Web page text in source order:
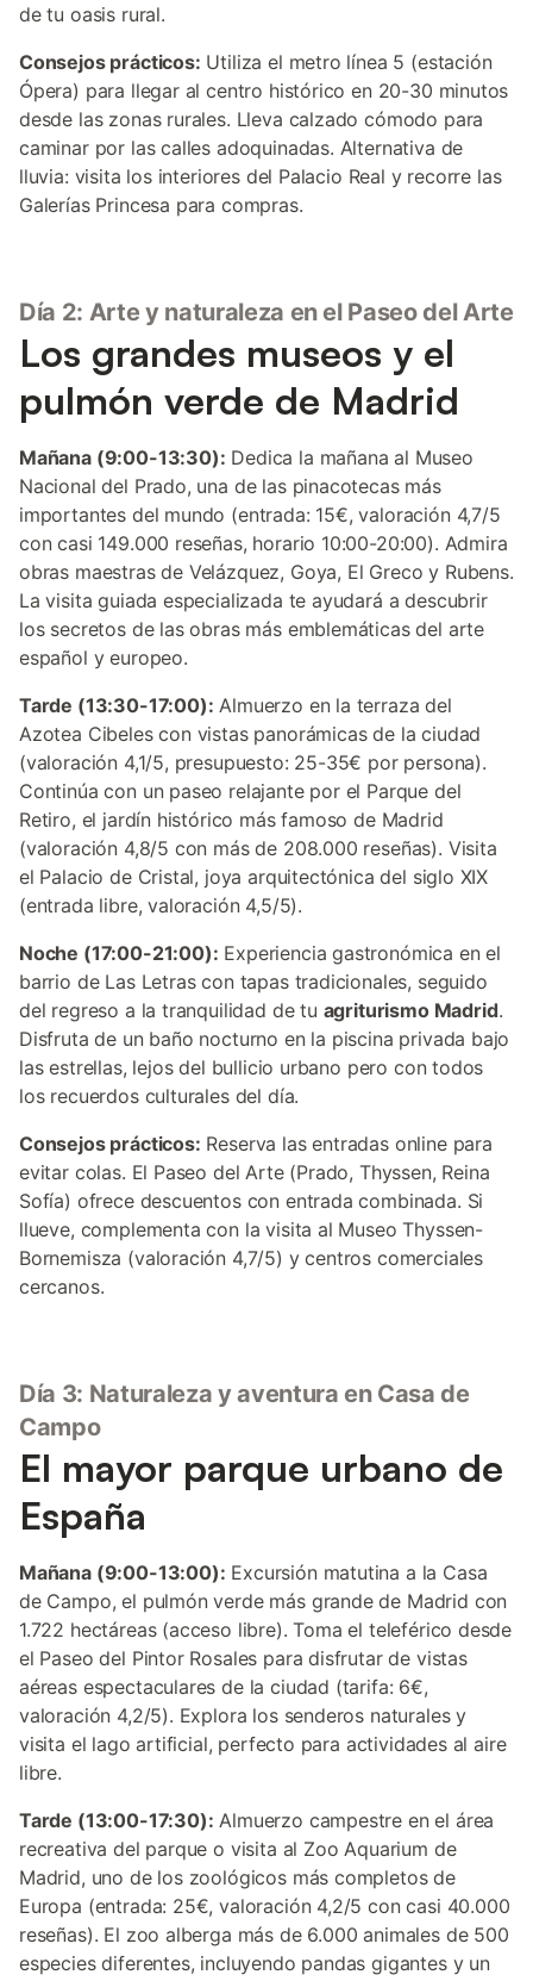
de tu oasis rural.
Consejos prácticos: Utiliza el metro línea 5 (estación
Ópera) para llegar al centro histórico en 20-30 minutos
desde las zonas rurales. Lleva calzado cómodo para
caminar por las calles adoquinadas. Alternativa de
lluvia: visita los interiores del Palacio Real y recorre las
Galerías Princesa para compras.
Día 2: Arte y naturaleza en el Paseo del Arte
Los grandes museos y el
pulmón verde de Madrid
Mañana (9:00-13:30): Dedica la mañana al Museo
Nacional del Prado, una de las pinacotecas más
importantes del mundo (entrada: 15€, valoración 4,7/5
con casi 149.000 reseñas, horario 10:00-20:00). Admira
obras maestras de Velázquez, Goya, El Greco y Rubens.
La visita guiada especializada te ayudará a descubrir
los secretos de las obras más emblemáticas del arte
español y europeo.
Tarde (13:30-17:00): Almuerzo en la terraza del
Azotea Cibeles con vistas panorámicas de la ciudad
(valoración 4,1/5, presupuesto: 25-35€ por persona).
Continúa con un paseo relajante por el Parque del
Retiro, el jardín histórico más famoso de Madrid
(valoración 4,8/5 con más de 208.000 reseñas). Visita
el Palacio de Cristal, joya arquitectónica del siglo XIX
(entrada libre, valoración 4,5/5).
Noche (17:00-21:00): Experiencia gastronómica en el
barrio de Las Letras con tapas tradicionales, seguido
del regreso a la tranquilidad de tu agriturismo Madrid.
Disfruta de un baño nocturno en la piscina privada bajo
las estrellas, lejos del bullicio urbano pero con todos
los recuerdos culturales del día.
Consejos prácticos: Reserva las entradas online para
evitar colas. El Paseo del Arte (Prado, Thyssen, Reina
Sofía) ofrece descuentos con entrada combinada. Si
llueve, complementa con la visita al Museo Thyssen-
Bornemisza (valoración 4,7/5) y centros comerciales
cercanos.
Día 3: Naturaleza y aventura en Casa de
Campo
El mayor parque urbano de
España
Mañana (9:00-13:00): Excursión matutina a la Casa
de Campo, el pulmón verde más grande de Madrid con
1.722 hectáreas (acceso libre). Toma el teleférico desde
el Paseo del Pintor Rosales para disfrutar de vistas
aéreas espectaculares de la ciudad (tarifa: 6€,
valoración 4,2/5). Explora los senderos naturales y
visita el lago artificial, perfecto para actividades al aire
libre.
Tarde (13:00-17:30): Almuerzo campestre en el área
recreativa del parque o visita al Zoo Aquarium de
Madrid, uno de los zoológicos más completos de
Europa (entrada: 25€, valoración 4,2/5 con casi 40.000
reseñas). El zoo alberga más de 6.000 animales de 500
especies diferentes, incluyendo pandas gigantes y un